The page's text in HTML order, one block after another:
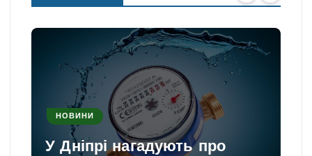
НОВИНИ
У Дніпрі нагадують про